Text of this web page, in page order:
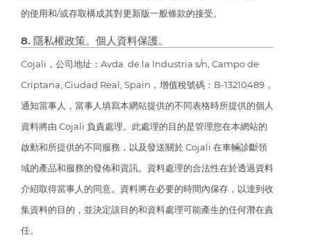
的使用和/或存取構成其對更新版一般條款的接受。
8. 隱私權政策。個人資料保護。
Cojali，公司地址：Avda. de la Industria s/n, Campo de
Criptana, Ciudad Real, Spain，增值稅號碼：B-13210489，
通知當事人，當事人填寫本網站提供的不同表格時所提供的個人
資料將由 Cojali 負責處理。此處理的目的是管理您在本網站的
啟動和所提供的不同服務，以及發送關於 Cojali 在車輛診斷領
域的產品和服務的發佈和資訊。資料處理的合法性在於透過資料
介紹取得當事人的同意。資料將在必要的時間內保存，以達到收
集資料的目的，並決定該目的和資料處理可能產生的任何潛在責
任。